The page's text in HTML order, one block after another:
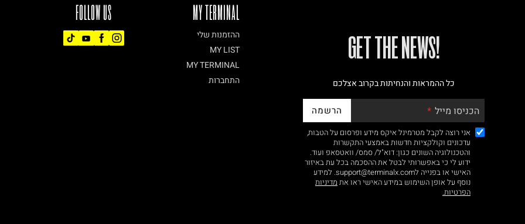
FOLLOW US MY TERMINAL
ההזמנות שלי
MY LIST
MY TERMINAL
התחברות
!GET THE NEWS
כל ההמראות והנחיתות בקרוב אצלכם
הכניסו מייל הרשמה
אני רוצה לקבל מטרמינל איקס מידע ופרסום על הטבות,
עדכונים וקולקציות חדשות באמצעי התקשרות
והטכנולוגיה השונים כגון: דוא"ל/ סמס/ וואטסאפ ועוד.
ידוע לי כי באפשרותי לבטל את ההסכמה בכל עת באיזור
האישי או בפנייה לsupport@terminalx.com. למידע
נוסף על אופן השימוש במידע האישי ראו את מדיניות
הפרטיות.